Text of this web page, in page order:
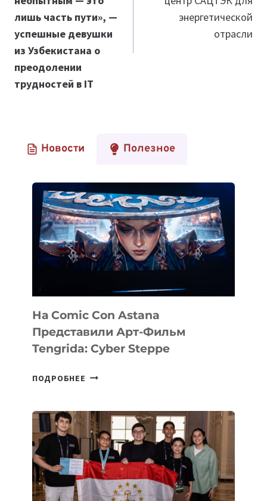
лишь часть пути», —
успешные девушки
из Узбекистана о
преодолении
трудностей в IT
энергетической
отрасли
Новости Полезное
На Comic Con Astana
Представили Арт-Фильм
Tengrida: Cyber Steppe
ПОДРОБНЕЕ НА
ASTANA
ПРЕДСТАВИЛИ
АРТ-
ФИЛЬМ
TENGRIDA:
CYBER